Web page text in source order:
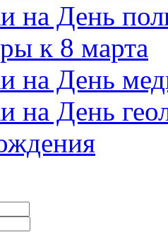
на День
к 8 марта
на День
на День